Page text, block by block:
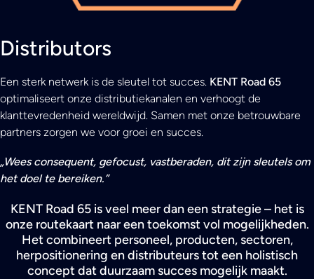
Distributors
Een sterk netwerk is de sleutel tot succes. KENT Road 65
optimaliseert onze distributiekanalen en verhoogt de
klanttevredenheid wereldwijd. Samen met onze betrouwbare
partners zorgen we voor groei en succes.
„Wees consequent, gefocust, vastberaden, dit zijn sleutels om
het doel te bereiken.”
KENT Road 65is veel meer dan een strategie – het is
onze routekaart naar een toekomst vol mogelijkheden.
Het combineert personeel, producten, sectoren,
herpositionering en distributeurs tot een holistisch
concept dat duurzaam succes mogelijk maakt.